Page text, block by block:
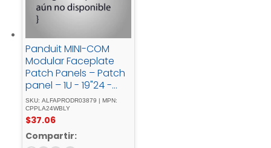
Panduit MINI-COM
Modular Faceplate
Patch Panels – Patch
panel – 1U - 19"24 -
ports
SKU: ALFAPRODR03879 | MPN:
CPPLA24WBLY
$37.06
Compartir: